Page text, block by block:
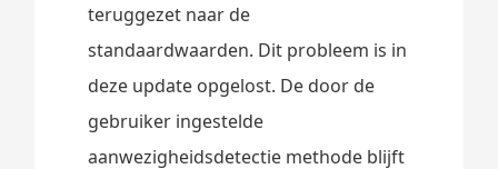
teruggezet naar de
standaardwaarden. Dit probleem is in
deze update opgelost. De door de
gebruiker ingestelde
aanwezigheidsdetectie methode blijft